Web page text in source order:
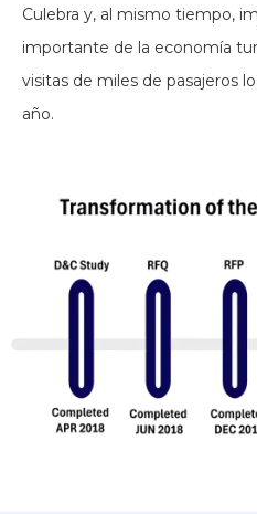
Culebra y, al mismo tiempo,
importante de la economía
visitas de miles de pasajeros
año.